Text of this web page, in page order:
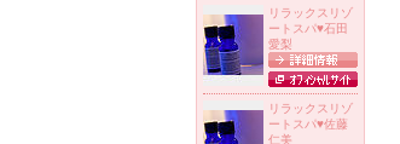
リラックスリゾ
ートスパ♥石田
愛梨
リラックスリゾ
ートスパ♥佐藤
仁美